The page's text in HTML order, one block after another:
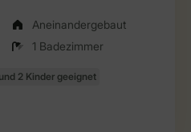
Aneinandergebaut
1 Badezimmer